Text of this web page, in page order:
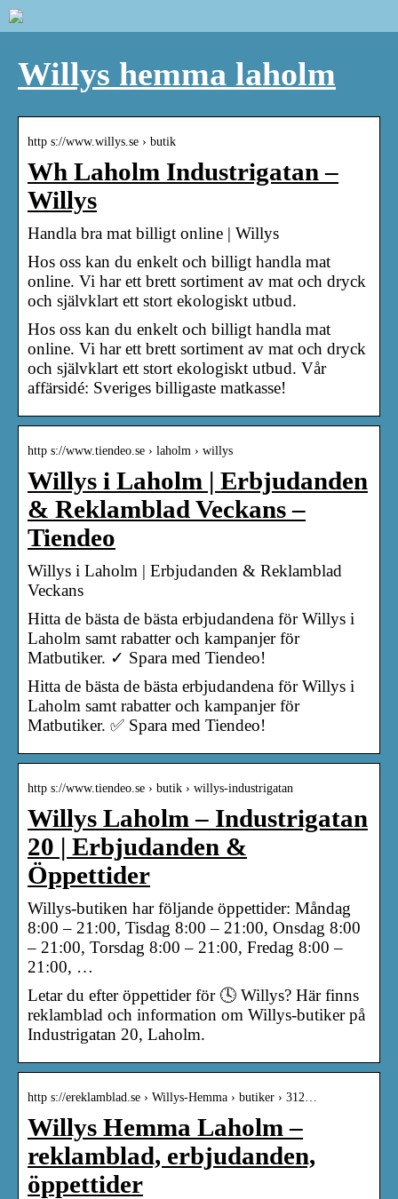
Willys hemma laholm
http s://www.willys.se › butik
Wh Laholm Industrigatan –
Willys
Handla bra mat billigt online | Willys
Hos oss kan du enkelt och billigt handla mat
online. Vi har ett brett sortiment av mat och dryck
och självklart ett stort ekologiskt utbud.
Hos oss kan du enkelt och billigt handla mat
online. Vi har ett brett sortiment av mat och dryck
och självklart ett stort ekologiskt utbud. Vår
affärsidé: Sveriges billigaste matkasse!
http s://www.tiendeo.se › laholm › willys
Willys i Laholm | Erbjudanden
& Reklamblad Veckans –
Tiendeo
Willys i Laholm | Erbjudanden & Reklamblad
Veckans
Hitta de bästa de bästa erbjudandena för Willys i
Laholm samt rabatter och kampanjer för
Matbutiker. ✓ Spara med Tiendeo!
Hitta de bästa de bästa erbjudandena för Willys i
Laholm samt rabatter och kampanjer för
Matbutiker. ✅ Spara med Tiendeo!
http s://www.tiendeo.se › butik › willys-industrigatan
Willys Laholm – Industrigatan
20 | Erbjudanden &
Öppettider
Willys-butiken har följande öppettider: Måndag
8:00 – 21:00, Tisdag 8:00 – 21:00, Onsdag 8:00
– 21:00, Torsdag 8:00 – 21:00, Fredag 8:00 –
21:00, …
Letar du efter öppettider för 🕓 Willys? Här finns
reklamblad och information om Willys-butiker på
Industrigatan 20, Laholm.
http s://ereklamblad.se › Willys-Hemma › butiker › 312…
Willys Hemma Laholm –
reklamblad, erbjudanden,
öppettider